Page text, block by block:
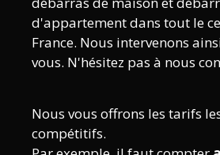
d'appartement dans tout le
France. Nous intervenons
vous. N'hésitez pas à nous
Nous vous offrons les tarifs
compétitifs.